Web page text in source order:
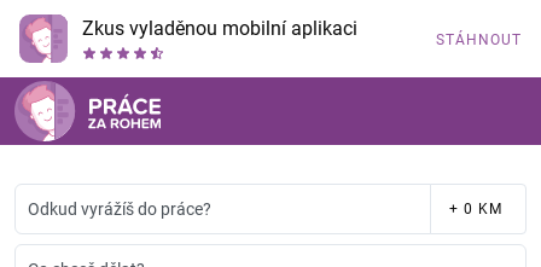
Zkus vyladěnou mobilní aplikaci STÁHNOUT
Odkud vyrážíš do práce? + 0 KM